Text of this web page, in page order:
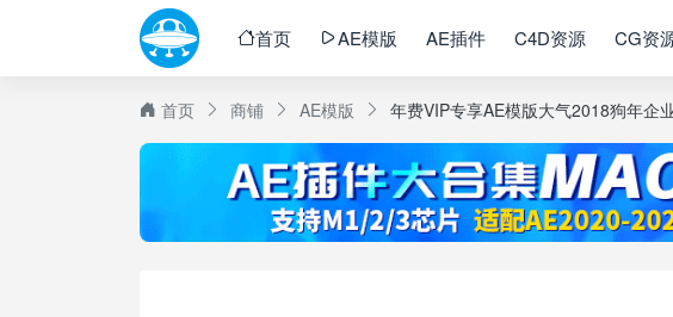
首页 AE模版 AE插件 C4D资源 CG资
首页 商铺 AE模版 年费VIP专享AE模版大气2018狗年企